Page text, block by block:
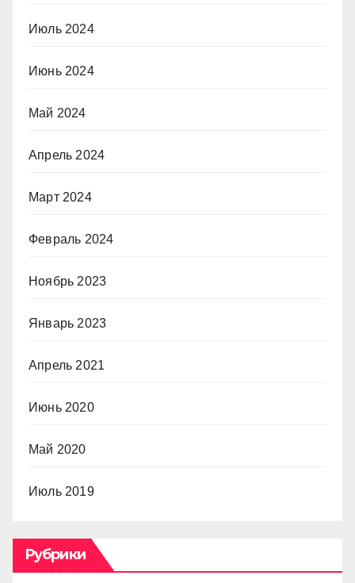
Июль 2024
Июнь 2024
Май 2024
Апрель 2024
Март 2024
Февраль 2024
Ноябрь 2023
Январь 2023
Апрель 2021
Июнь 2020
Май 2020
Июль 2019
Рубрики